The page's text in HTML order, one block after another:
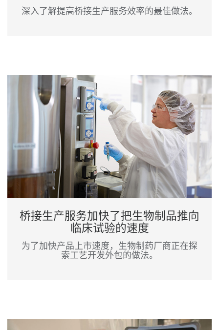
深入了解提高桥接生产服务效率的最佳做法。
桥接生产服务加快了把生物制品推向
临床试验的速度
为了加快产品上市速度，生物制药厂商正在探
索工艺开发外包的做法。